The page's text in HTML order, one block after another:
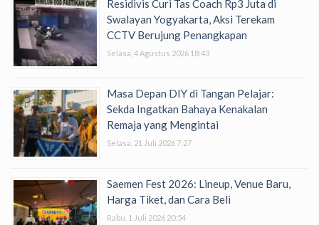
Residivis Curi Tas Coach Rp3 Juta di
Swalayan Yogyakarta, Aksi Terekam
CCTV Berujung Penangkapan
Selasa, 4 Agustus 2026 18:43
Masa Depan DIY di Tangan Pelajar:
Sekda Ingatkan Bahaya Kenakalan
Remaja yang Mengintai
Selasa, 21 Juli 2026 7:27
Saemen Fest 2026: Lineup, Venue Baru,
Harga Tiket, dan Cara Beli
Rabu, 1 Juli 2026 20:54